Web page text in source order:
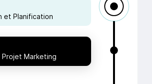
et Planification
Marketing